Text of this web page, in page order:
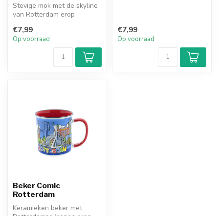
Stevige mok met de skyline
van Rotterdam erop
blauwtinten.
€7,99
Op voorraad
€7,99
Op voorraad
Beker Comic
Rotterdam
Keramieken beker met